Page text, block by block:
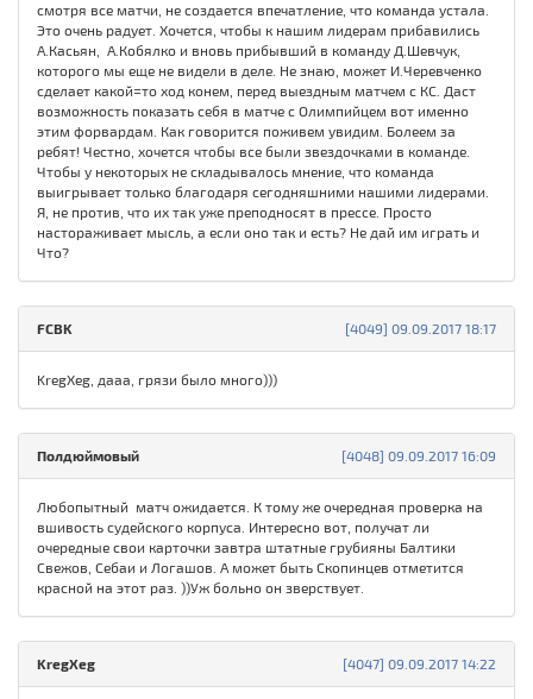
смотря все матчи, не создается впечатление, что команда устала.
Это очень радует. Хочется, чтобы к нашим лидерам прибавились
А.Касьян, А.Кобялко и вновь прибывший в команду Д.Шевчук,
которого мы еще не видели в деле. Не знаю, может И.Черевченко
сделает какой=то ход конем, перед выездным матчем с КС. Даст
возможность показать себя в матче с Олимпийцем вот именно
этим форвардам. Как говорится поживем увидим. Болеем за
ребят! Честно, хочется чтобы все были звездочками в команде.
Чтобы у некоторых не складывалось мнение, что команда
выигрывает только благодаря сегодняшними нашими лидерами.
Я, не против, что их так уже преподносят в прессе. Просто
настораживает мысль, а если оно так и есть? Не дай им играть и
Что?
[4049] 09.09.2017 18:17
FCBK
KregXeg, дааа, грязи было много)))
[4048] 09.09.2017 16:09
Полдюймовый
Любопытный матч ожидается. К тому же очередная проверка на
вшивость судейского корпуса. Интересно вот, получат ли
очередные свои карточки завтра штатные грубияны Балтики
Свежов, Себаи и Логашов. А может быть Скопинцев отметится
красной на этот раз. ))Уж больно он зверствует.
[4047] 09.09.2017 14:22
KregXeg